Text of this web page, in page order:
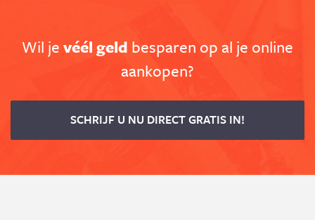
Wil jevéél geld besparen op al je online
aankopen?
SCHRIJF U NU DIRECT GRATIS IN!